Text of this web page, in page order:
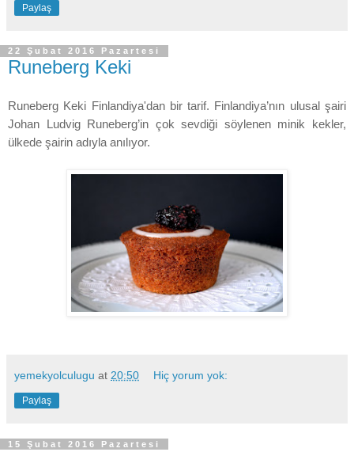
Paylaş
22 Şubat 2016 Pazartesi
Runeberg Keki
Runeberg Keki Finlandiya'dan bir tarif. Finlandiya’nın ulusal şairi
Johan Ludvig Runeberg’in çok sevdiği söylenen minik kekler,
ülkede şairin adıyla anılıyor.
yemekyolculugu at 20:50 Hiç yorum yok:
Paylaş
15 Şubat 2016 Pazartesi